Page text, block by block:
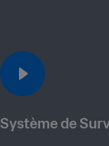
Système de